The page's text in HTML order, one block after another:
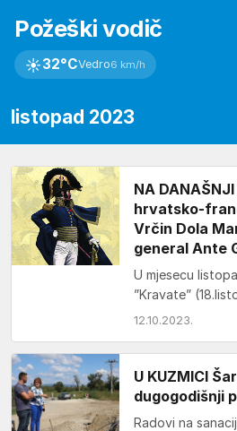
Požeški vodič
☀32°CVedro6 km/h
listopad 2023
NA
hrvatsko-
Vrčin Dola
general Ante
U mjesecu
”Kravate”
postrojbi koji su
12.10.2023.
U KUZMICI
dugogodišnji
Radovi na